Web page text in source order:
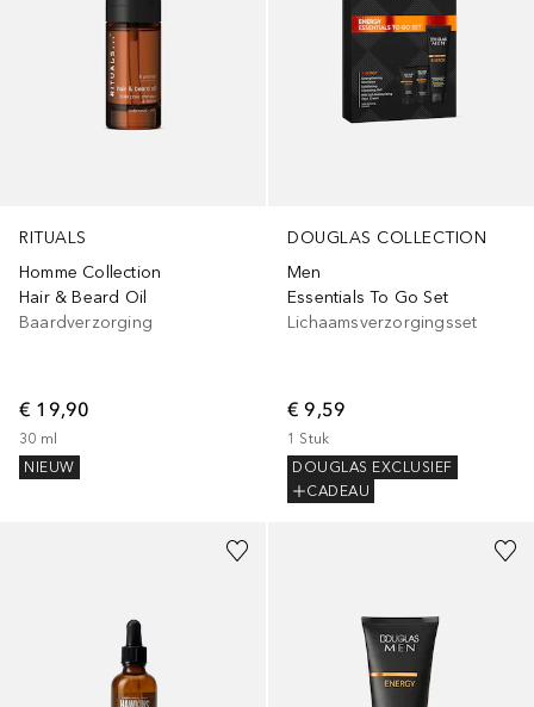
RITUALS
Homme Collection
Hair & Beard Oil
Baardverzorging
€ 19,90
30 ml
NIEUW
DOUGLAS COLLECTION
Men
Essentials To Go Set
Lichaamsverzorgingsset
€ 9,59
1 Stuk
DOUGLAS EXCLUSIEF
CADEAU